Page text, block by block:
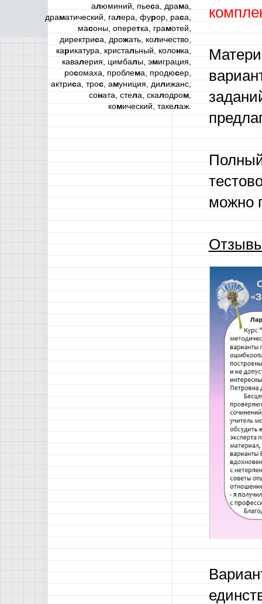
алюминий, пьеса, драма,
драматический, галера, фурор, раса,
масоны, оперетка, грамотей,
директриса, дрожать, количество,
карикатура, кристальный, колонка,
кавалерия, цимбалы, эмиграция,
росомаха, проблема, продюсер,
актриса, трос, амуниция, дилижанс,
соната, стела, скалодром,
комический, такелаж.
можно